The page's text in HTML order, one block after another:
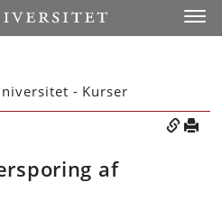
- Kurser
af